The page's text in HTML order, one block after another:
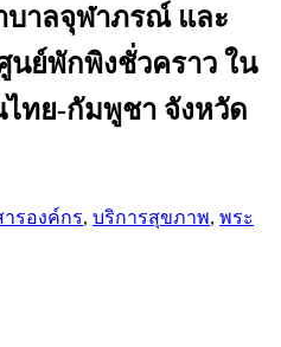
บาลจุฬาภรณ์ และ
นย์พักพิงชั่วคราว ใน
ทย-กัมพูชา จังหวัด
รองค์กร, บริการสุขภาพ, พระ